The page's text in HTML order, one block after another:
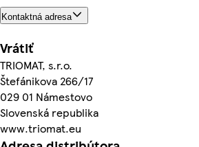
Kontaktná adresa
Vrátiť
TRIOMAT, s.r.o.
Štefánikova 266/17
029 01 Námestovo
Slovenská republika
www.triomat.eu